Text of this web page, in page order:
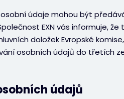
údaje mohou být
EXN vás informuje,
doložek Evropské
osobních údajů do třetích
údajů